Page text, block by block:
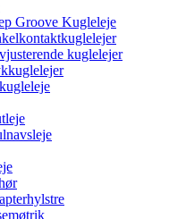
Groove Kugleleje
kuglelejer